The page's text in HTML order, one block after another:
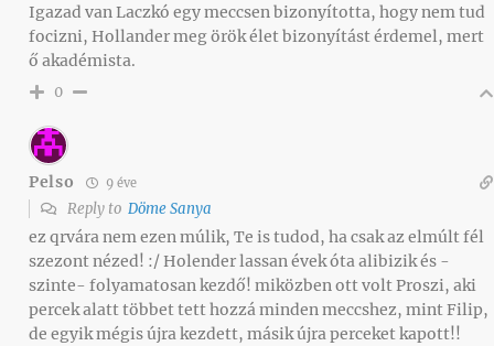
Igazad van Laczkó egy meccsen bizonyította, hogy nem tud
focizni, Hollander meg örök élet bizonyítást érdemel, mert
ő akadémista.
0
Pelso 9 éve
Reply to Döme Sanya
ez qrvára nem ezen múlik, Te is tudod, ha csak az elmúlt fél
szezont nézed! :/ Holender lassan évek óta alibizik és -
szinte- folyamatosan kezdő! miközben ott volt Proszi, aki
percek alatt többet tett hozzá minden meccshez, mint Filip,
de egyik mégis újra kezdett, másik újra perceket kapott!!